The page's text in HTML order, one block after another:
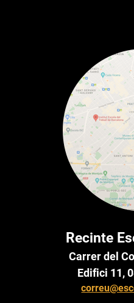
Recinte
Carrer del
Edifici 11,